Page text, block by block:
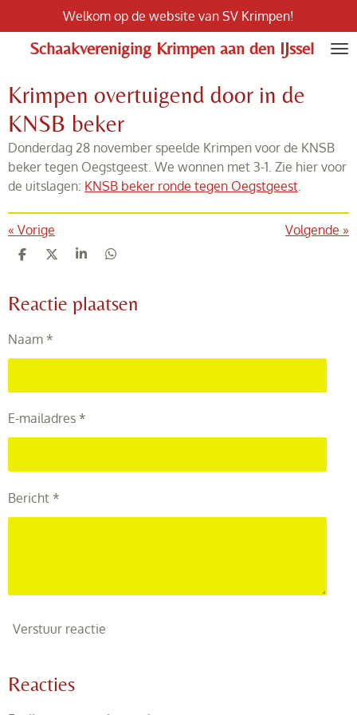
direct
naar
hoofdinhoud
Schaakvereniging Krimpen aan den IJssel
Welkom op de website van SV Krimpen!
Krimpen overtuigend door in de
KNSB beker
Donderdag 28 november speelde Krimpen voor de KNSB
beker tegen Oegstgeest. We wonnen met 3-1. Zie hier voor
de uitslagen: KNSB beker ronde tegen Oegstgeest.
« Vorige Volgende »
D
e
n
D
l
S
r
e
D
e
n
Reactie plaatsen
Naam *
E-mailadres *
Bericht *
Verstuur reactie
Reacties